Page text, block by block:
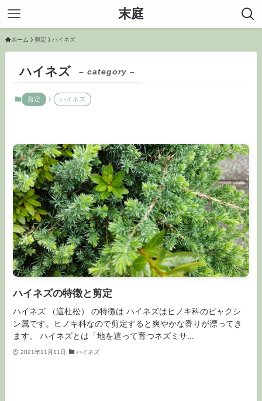
末庭
ホーム 剪定 ハイネズ
ハイネズ – category –
剪定 ハイネズ
ハイネズの特徴と剪定
ハイネズ （這杜松） の特徴は ハイネズはヒノキ科のビャクシ
ン属です。ヒノキ科なので剪定すると爽やかな香りが漂ってき
ます。 ハイネズとは「地を這って育つネズミサ...
2021年11月11日 ハイネズ